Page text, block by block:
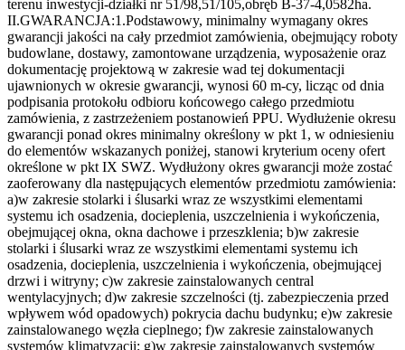
terenu inwestycji-działki nr 51/98,51/105,obręb B-37-4,0582ha.
II.GWARANCJA:1.Podstawowy, minimalny wymagany okres
gwarancji jakości na cały przedmiot zamówienia, obejmujący roboty
budowlane, dostawy, zamontowane urządzenia, wyposażenie oraz
dokumentację projektową w zakresie wad tej dokumentacji
ujawnionych w okresie gwarancji, wynosi 60 m-cy, licząc od dnia
podpisania protokołu odbioru końcowego całego przedmiotu
zamówienia, z zastrzeżeniem postanowień PPU. Wydłużenie okresu
gwarancji ponad okres minimalny określony w pkt 1, w odniesieniu
do elementów wskazanych poniżej, stanowi kryterium oceny ofert
określone w pkt IX SWZ. Wydłużony okres gwarancji może zostać
zaoferowany dla następujących elementów przedmiotu zamówienia:
a)w zakresie stolarki i ślusarki wraz ze wszystkimi elementami
systemu ich osadzenia, docieplenia, uszczelnienia i wykończenia,
obejmującej okna, okna dachowe i przeszklenia; b)w zakresie
stolarki i ślusarki wraz ze wszystkimi elementami systemu ich
osadzenia, docieplenia, uszczelnienia i wykończenia, obejmującej
drzwi i witryny; c)w zakresie zainstalowanych central
wentylacyjnych; d)w zakresie szczelności (tj. zabezpieczenia przed
wpływem wód opadowych) pokrycia dachu budynku; e)w zakresie
zainstalowanego węzła cieplnego; f)w zakresie zainstalowanych
systemów klimatyzacji; g)w zakresie zainstalowanych systemów